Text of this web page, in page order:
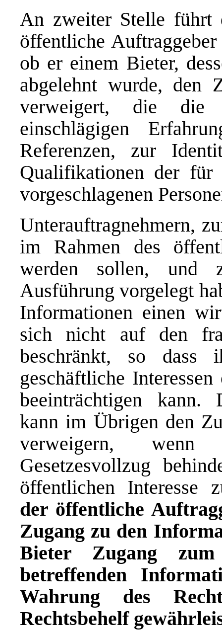
An zweiter Stelle führt
öffentliche
ob er einem Bieter,
abgelehnt wurde, den
verweigert, die
einschlägigen
Referenzen, zur
Qualifikationen der für
vorgeschlagenen
Unterauftragnehmern,
im Rahmen des
werden sollen, und
Ausführung vorgelegt
Informationen einen
sich nicht auf den
beschränkt, so dass
geschäftliche
beeinträchtigen kann.
kann im Übrigen den
verweigern,
Gesetzesvollzug
öffentlichen Interesse
der öffentliche
Zugang zu den
Bieter Zugang
betreffenden
Wahrung des
Rechtsbehelf